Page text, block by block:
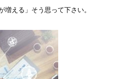
増える」そう思って下さい。